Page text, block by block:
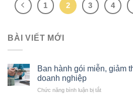
1 2 3 4
BÀI VIẾT MỚI
Ban hành gói miễn, giảm
doanh nghiệp
Chức năng bình luận bị tắtở